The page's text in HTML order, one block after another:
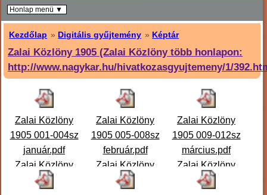
Kezdőlap » Digitális gyűjtemény » Képtár
Zalai Közlöny 1905 (Zalai Közlöny több honlapon:
http://www.nagykar.hu/hivatkozasgyujtemeny/1/
Zalai Közlöny
1905 001-004sz
január.pdf
Zalai Közlöny
1905. 001-004.
Zalai Közlöny
1905 005-008sz
február.pdf
Zalai Közlöny
1905. 005-008.
Zalai Közlöny
1905 009-012sz
március.pdf
Zalai Közlöny
1905. 009-012.
Honlap menü ▼